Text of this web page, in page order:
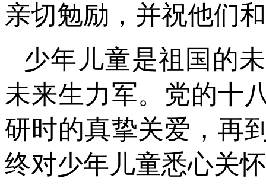
亲切勉励，并祝他们
少年儿童是祖国的
未来生力军。党的十
研时的真挚关爱，再
终对少年儿童悉心关